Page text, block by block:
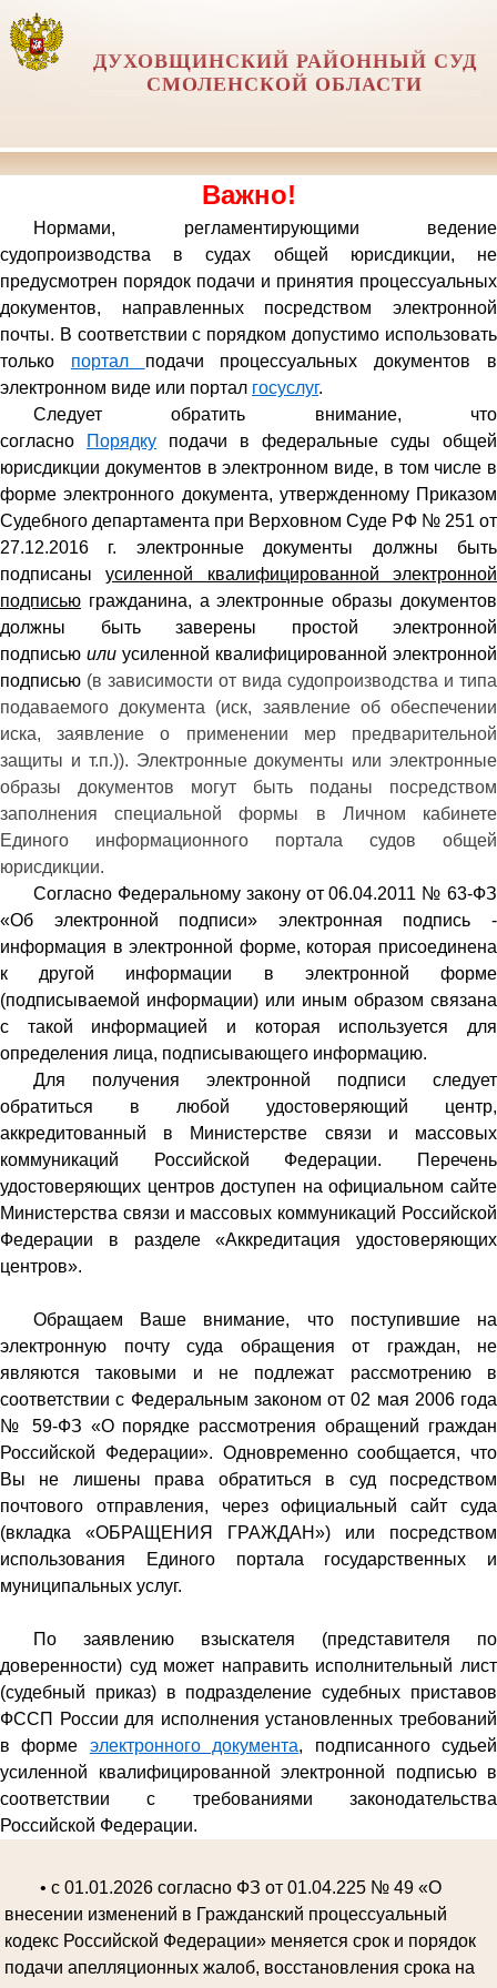
ДУХОВЩИНСКИЙ РАЙОННЫЙ СУД
СМОЛЕНСКОЙ ОБЛАСТИ
Важно!
Нормами, регламентирующими ведение
судопроизводства в судах общей юрисдикции, не
предусмотрен порядок подачи и принятия процессуальных
документов, направленных посредством электронной
почты. В соответствии с порядком допустимо использовать
только портал подачи процессуальных документов в
электронном виде или портал госуслуг.
Следует обратить внимание, что
согласно
Порядку подачи в федеральные суды общей
юрисдикции документов в электронном виде, в том числе в
форме электронного документа, утвержденному Приказом
Судебного департамента при Верховном Суде РФ № 251 от
27.12.2016 г. электронные документы должны быть
подписаныусиленной квалифицированной электронной
подписью гражданина, а электронные образы документов
должны быть заверены простой электронной
подписью или усиленной квалифицированной электронной
подписью (в зависимости от вида судопроизводства и типа
подаваемого документа (иск, заявление об обеспечении
иска, заявление о применении мер предварительной
защиты и т.п.)). Электронные документы или электронные
образы документов могут быть поданы посредством
заполнения специальной формы в Личном кабинете
Единого информационного портала судов общей
юрисдикции.
Согласно Федеральному закону от 06.04.2011 № 63-ФЗ
«Об электронной подписи» электронная подпись -
информация в электронной форме, которая присоединена
к другой информации в электронной форме
(подписываемой информации) или иным образом связана
с такой информацией и которая используется для
определения лица, подписывающего информацию.
Для получения электронной подписи следует
обратиться в любой удостоверяющий центр,
аккредитованный в Министерстве связи и массовых
коммуникаций Российской Федерации. Перечень
удостоверяющих центров доступен на официальном сайте
Министерства связи и массовых коммуникаций Российской
Федерации в разделе «Аккредитация удостоверяющих
центров».
Обращаем Ваше внимание, что поступившие на
электронную почту суда обращения от граждан, не
являются таковыми и не подлежат рассмотрению в
соответствии с Федеральным законом от 02 мая 2006 года
№ 59-ФЗ «О порядке рассмотрения обращений граждан
Российской Федерации». Одновременно сообщается, что
Вы не лишены права обратиться в суд посредством
почтового отправления, через официальный сайт суда
(вкладка «ОБРАЩЕНИЯ ГРАЖДАН») или посредством
использования Единого портала государственных и
муниципальных услуг.
По заявлению взыскателя (представителя по
доверенности) суд может направить исполнительный лист
(судебный приказ) в подразделение судебных приставов
ФССП России для исполнения установленных требований
в форме электронного документа, подписанного судьей
усиленной квалифицированной электронной подписью в
соответствии с требованиями законодательства
Российской Федерации.
• с 01.01.2026 согласно ФЗ от 01.04.225 № 49 «О
внесении изменений в Гражданский процессуальный
кодекс Российской Федерации» меняется срок и порядок
подачи апелляционных жалоб, восстановления срока на